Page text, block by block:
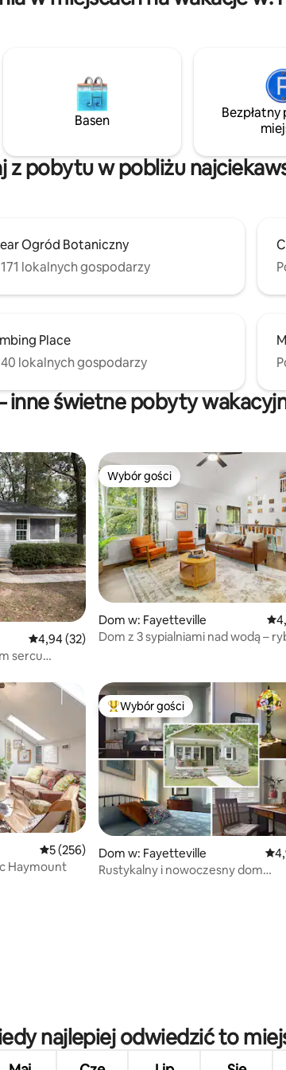
Basen
Bezpłatny
z pobytu w pobliżu
Ogród Botaniczny
lokalnych gospodarzy
Place
lokalnych gospodarzy
inne świetne pobyty
65 Średnia ocena: 4,94 na 5, liczba recenzji: 32
4,94 (32)
sercu
Wybór gości
Wybór gości
Dom w: Fayetteville
Dom z 3 sypialniami nad wodą –
28
Wybór gości
Średnia ocena: 5 na 5, liczba recenzji: 256
5 (256)
Haymount
Najpopularniejsze z kategorii
Wybór gości
Dom w: Fayetteville
Rustykalny i nowoczesny dom
najlepiej odwiedzić to